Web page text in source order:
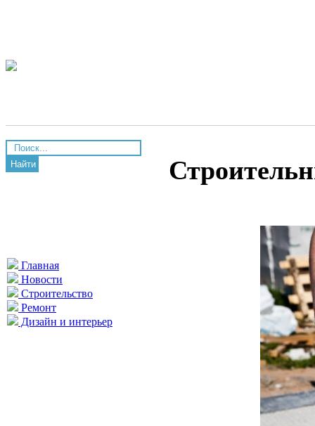
Найти
Главная
Новости
Строительство
Ремонт
Дизайн и интерьер